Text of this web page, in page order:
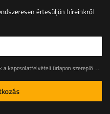
értesüljön híreinkről
az Európai Parlament és a Tanács (EU) rendeletével összhangban történő kezeléséhez